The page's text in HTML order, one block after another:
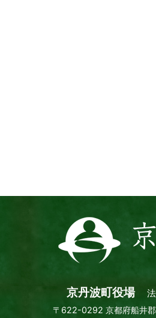
丹
波
京丹波町役場
〒622-0292 京都府船井